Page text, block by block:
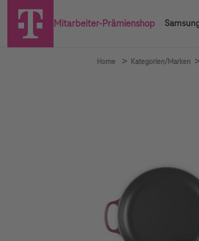
Mitarbeiter-Prämienshop
Home > Kategorien/Marken >